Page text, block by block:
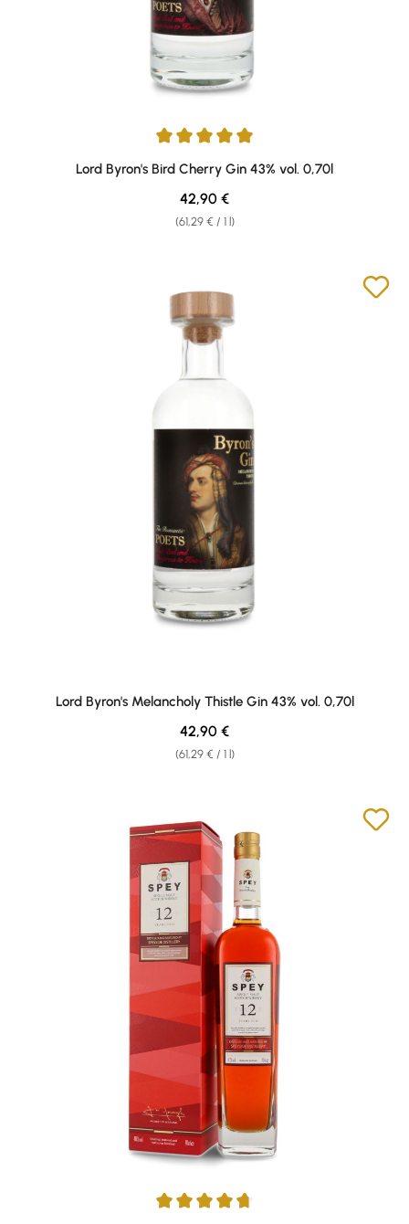
Average rating of 5 out of 5 stars
Lord Byron's Bird Cherry Gin 43% vol. 0,70l
(61,29 € / 1 l)
Regular price:
42,90 €
Lord Byron's Melancholy Thistle Gin 43% vol. 0,70l
(61,29 € / 1 l)
Regular price:
42,90 €